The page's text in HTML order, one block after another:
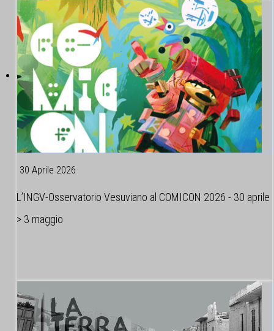
30 Aprile 2026
L’INGV-Osservatorio Vesuviano al COMICON 2026 - 30 aprile
> 3 maggio